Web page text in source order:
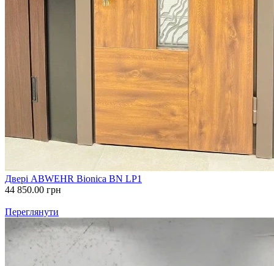
Двері ABWEHR Bionica BN LP1
44 850.00 грн
Переглянути